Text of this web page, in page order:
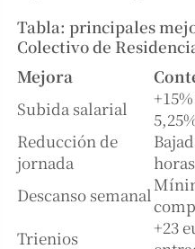
Tabla: principales
Colectivo de
Mejora
Subida salarial
Reducción de
jornada
Descanso semanal
Trienios
+23